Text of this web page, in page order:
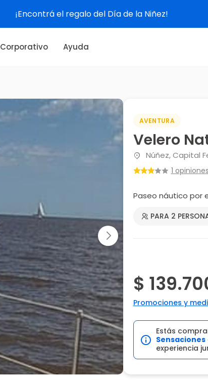
¡Encontrá el regalo del Día de la Niñez!
Corporativo Ayuda
AVENTURA
Velero
Núñez, Capital
1 opiniones
Paseo náutico por
PARA 2
$
Promociones y
Estás
Sensaciones
experiencia